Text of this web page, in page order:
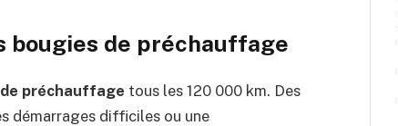
bougies de préchauffage
préchauffage tous les 120 000 km. Des
démarrages difficiles ou une